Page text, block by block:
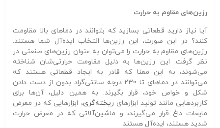
رزین‌های مقاوم به حرارت
آیا نیاز دارید قطعاتی بسازید که بتوانند در دماهای بالا مقاومت
کنند؟ در این صورت، این رزین‌ها انتخاب ایده‌آل شما هستند.
رزین‌های مقاوم به حرارت را می‌توان به عنوان رزین‌های صنعتی در
نظر گرفت. این رزین‌ها به دلیل مقاومت حرارتی‌شان شناخته
می‌شوند، به این معنا که قادر به ایجاد قطعاتی هستند که
می‌توانند در دماهای تا 230 درجه سانتی‌گراد بدون از دست دادن
شکل و خواص خود، قرار بگیرند. به همین دلیل، آن‌ها برای
کاربردهایی مانند تولید ابزارهای ریخته‌گری، ابزارهایی که در معرض
مایعات داغ قرار می‌گیرند، و ماشین‌آلاتی که در معرض حرارت
شدید هستند، ایده‌آل هستند.